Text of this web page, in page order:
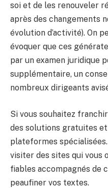
soi et de les renouveler
après des changements
évolution d’activité). On
évoquer que ces
par un examen juridique
supplémentaire, un
nombreux dirigeants
Si vous souhaitez
des solutions gratuites
plateformes spécialisées.
visiter des sites qui vous
fiables accompagnés de
peaufiner vos textes.